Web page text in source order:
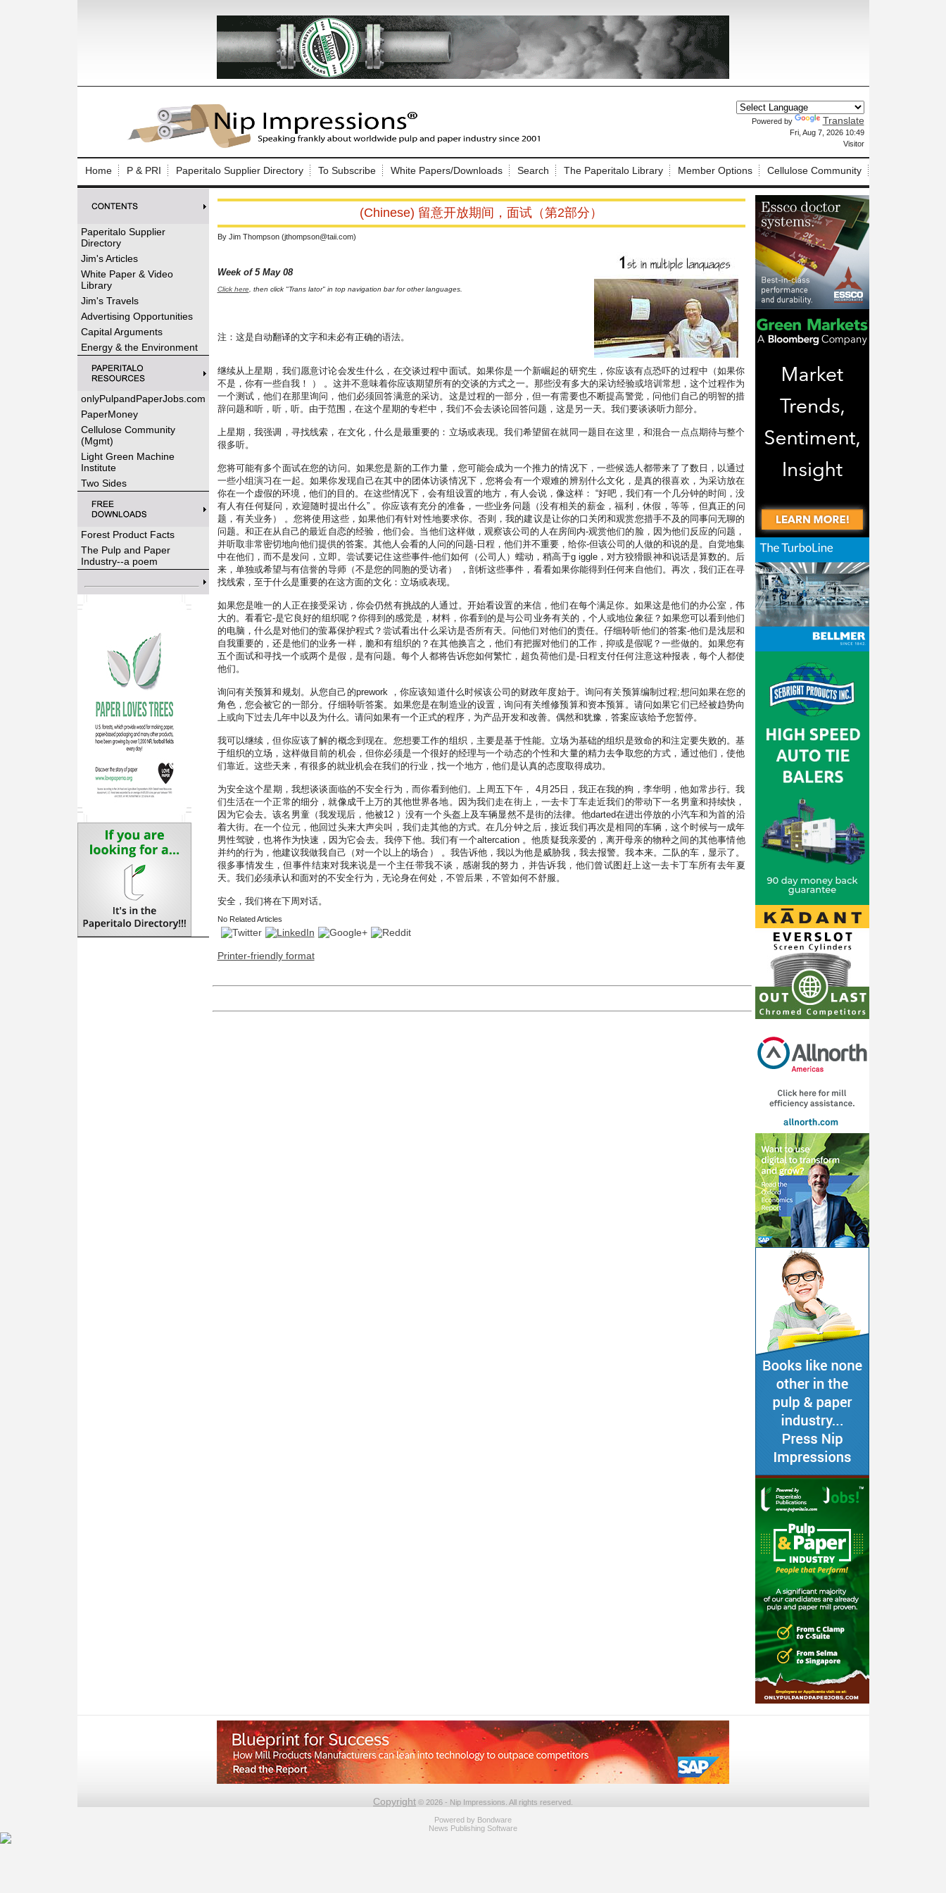
Powered by Translate
Fri, Aug 7, 2026 10:49
Visitor
Home P & PRI Paperitalo Supplier Directory To Subscribe White Papers/Downloads Search The Paperitalo Library Member Options Cellulose Community
Paperitalo Supplier
Directory
Jim's Articles
White Paper & Video
Library
Jim's Travels
Advertising Opportunities
Capital Arguments
Energy & the Environment
onlyPulpandPaperJobs.com
PaperMoney
Cellulose Community
(Mgmt)
Light Green Machine
Institute
Two Sides
Forest Product Facts
The Pulp and Paper
Industry--a poem
(Chinese) 留意开放期间，面试（第2部分）
By Jim Thompson (jthompson@taii.com)
Week of 5 May 08
Click here, then click "Trans lator" in top navigation bar for other languages.
注：这是自动翻译的文字和未必有正确的语法。
继续从上星期，我们愿意讨论会发生什么，在交谈过程中面试。如果你是一个新崛起的研究生，你应该有点恐吓的过程中（如果你
不是，你有一些自我！ ） 。这并不意味着你应该期望所有的交谈的方式之一。那些没有多大的采访经验或培训常想，这个过程作为
一个测试，他们在那里询问，他们必须回答满意的采访。这是过程的一部分，但一有需要也不断提高警觉，问他们自己的明智的措
辞问题和听，听，听。由于范围，在这个星期的专栏中，我们不会去谈论回答问题，这是另一天。我们要谈谈听力部分。
上星期，我强调，寻找线索，在文化，什么是最重要的：立场或表现。我们希望留在就同一题目在这里，和混合一点点期待与整个
很多听。
您将可能有多个面试在您的访问。如果您是新的工作力量，您可能会成为一个推力的情况下，一些候选人都带来了了数日，以通过
一些小组演习在一起。如果你发现自己在其中的团体访谈情况下，您将会有一个艰难的辨别什么文化，是真的很喜欢，为采访放在
你在一个虚假的环境，他们的目的。在这些情况下，会有组设置的地方，有人会说，像这样： “好吧，我们有一个几分钟的时间，没
有人有任何疑问，欢迎随时提出什么” 。你应该有充分的准备，一些业务问题（没有相关的薪金，福利，休假，等等，但真正的问
题，有关业务） 。您将使用这些，如果他们有针对性地要求你。否则，我的建议是让你的口关闭和观赏您措手不及的同事问无聊的
问题。和正在从自己的最近自恋的经验，他们会。当他们这样做，观察该公司的人在房间内-观赏他们的脸，因为他们反应的问题，
并听取非常密切地向他们提供的答案。其他人会看的人问的问题-日程，他们并不重要，给你-但该公司的人做的和说的是。自觉地集
中在他们，而不是发问，立即。尝试要记住这些事件-他们如何（公司人）蠕动，稍高于g iggle，对方狡猾眼神和说话是算数的。后
来，单独或希望与有信誉的导师（不是您的同胞的受访者） ，剖析这些事件，看看如果你能得到任何来自他们。再次，我们正在寻
找线索，至于什么是重要的在这方面的文化：立场或表现。
如果您是唯一的人正在接受采访，你会仍然有挑战的人通过。开始看设置的来信，他们在每个满足你。如果这是他们的办公室，伟
大的。看看它-是它良好的组织呢？你得到的感觉是，材料，你看到的是与公司业务有关的，个人或地位象征？如果您可以看到他们
的电脑，什么是对他们的萤幕保护程式？尝试看出什么采访是否所有天。问他们对他们的责任。仔细聆听他们的答案-他们是浅层和
自我重要的，还是他们的业务一样，脆和有组织的？在其他换言之，他们有把握对他们的工作，抑或是假呢？一些做的。如果您有
五个面试和寻找一个或两个是假，是有问题。每个人都将告诉您如何繁忙，超负荷他们是-日程支付任何注意这种报表，每个人都使
他们。
询问有关预算和规划。从您自己的prework ，你应该知道什么时候该公司的财政年度始于。询问有关预算编制过程;想问如果在您的
角色，您会被它的一部分。仔细聆听答案。如果您是在制造业的设置，询问有关维修预算和资本预算。请问如果它们已经被趋势向
上或向下过去几年中以及为什么。请问如果有一个正式的程序，为产品开发和改善。偶然和犹豫，答案应该给予您暂停。
我可以继续，但你应该了解的概念到现在。您想要工作的组织，主要是基于性能。立场为基础的组织是致命的和注定要失败的。基
于组织的立场，这样做目前的机会，但你必须是一个很好的经理与一个动态的个性和大量的精力去争取您的方式，通过他们，使他
们靠近。这些天来，有很多的就业机会在我们的行业，找一个地方，他们是认真的态度取得成功。
为安全这个星期，我想谈谈面临的不安全行为，而你看到他们。上周五下午， 4月25日，我正在我的狗，李华明，他如常步行。我
们生活在一个正常的细分，就像成千上万的其他世界各地。因为我们走在街上，一去卡丁车走近我们的带动下一名男童和持续快，
因为它会去。该名男童（我发现后，他被12 ）没有一个头盔上及车辆显然不是街的法律。他darted在进出停放的小汽车和为首的沿
着大街。在一个位元，他回过头来大声尖叫，我们走其他的方式。在几分钟之后，接近我们再次是相同的车辆，这个时候与一成年
男性驾驶，也将作为快速，因为它会去。我停下他。我们有一个altercation 。他质疑我亲爱的，离开母亲的物种之间的其他事情他
并约的行为，他建议我做我自己（对一个以上的场合） 。我告诉他，我以为他是威胁我，我去报警。我本来。二队的车，显示了。
很多事情发生，但事件结束对我来说是一个主任带我不谈，感谢我的努力，并告诉我，他们曾试图赶上这一去卡丁车所有去年夏
天。我们必须承认和面对的不安全行为，无论身在何处，不管后果，不管如何不舒服。
安全，我们将在下周对话。
No Related Articles
Printer-friendly format
Copyright © 2026 - Nip Impressions. All rights reserved.
Powered by Bondware
News Publishing Software
Log In to Nip Impressions
Welcome to the site. Please login.
Username/Email:
Not a Member?
here
Click Here